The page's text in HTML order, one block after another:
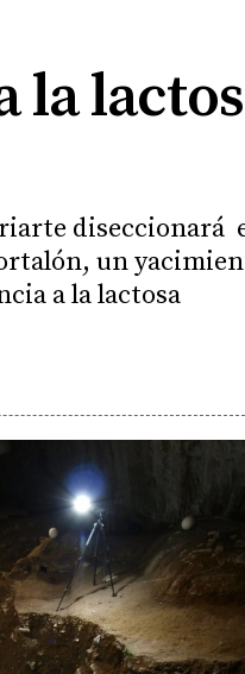
la
diseccionará
un
a la lactosa